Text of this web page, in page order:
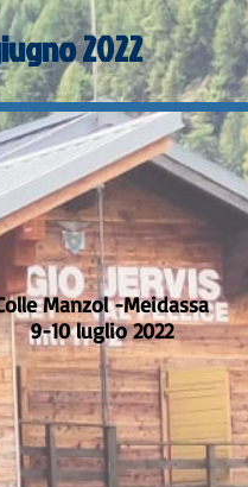
Manzol -Meidassa
9-10 luglio 2022
2022